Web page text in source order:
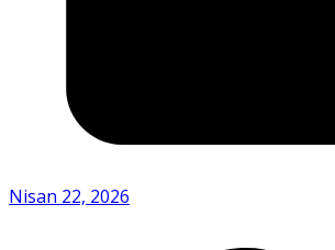
Nisan 22, 2026